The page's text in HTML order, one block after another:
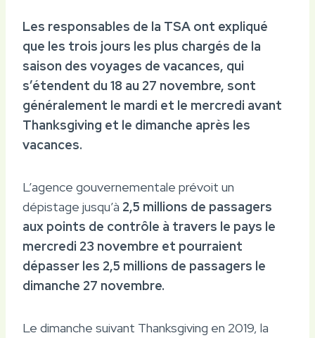
Les responsables de la TSA ont expliqué
que les trois jours les plus chargés de la
saison des voyages de vacances, qui
s’étendent du 18 au 27 novembre, sont
généralement le mardi et le mercredi avant
Thanksgiving et le dimanche après les
vacances.
L’agence gouvernementale prévoit un
dépistage jusqu’à 2,5 millions de passagers
aux points de contrôle à travers le pays le
mercredi 23 novembre et pourraient
dépasser les 2,5 millions de passagers le
dimanche 27 novembre.
Le dimanche suivant Thanksgiving en 2019, la